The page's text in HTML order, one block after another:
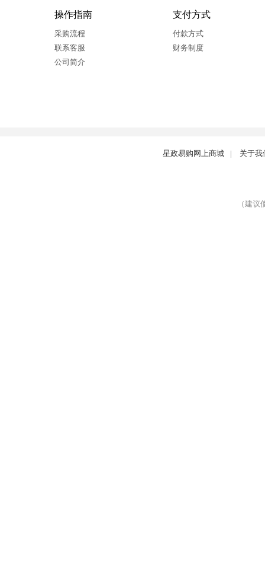
操作指南
采购流程
联系客服
公司简介
支付方式
付款方式
财务制度
星政易购网上商城 | 关于我
（建